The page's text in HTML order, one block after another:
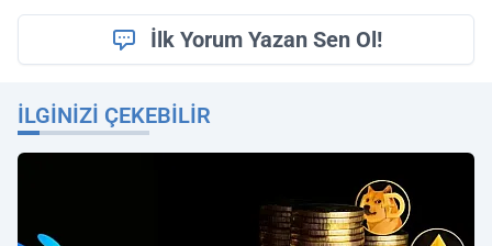
İlk Yorum Yazan Sen Ol!
İLGINIZI ÇEKEBILIR